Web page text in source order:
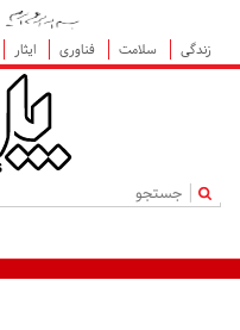
زندگی
سلامت فناوری ایثار
|